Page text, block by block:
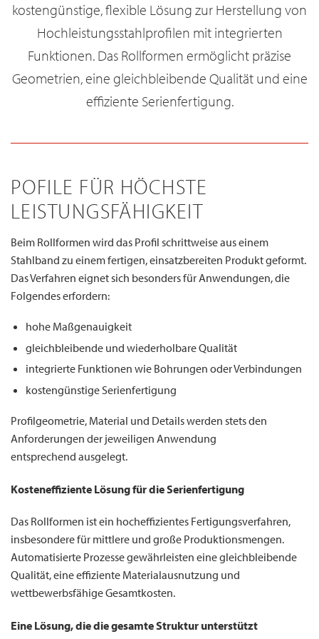
kostengünstige, flexible Lösung zur Herstellung von
Hochleistungsstahlprofilen mit integrierten
Funktionen. Das Rollformen ermöglicht präzise
Geometrien, eine gleichbleibende Qualität und eine
effiziente Serienfertigung.
POFILE FÜR HÖCHSTE
LEISTUNGSFÄHIGKEIT
Beim Rollformen wird das Profil schrittweise aus einem
Stahlband zu einem fertigen, einsatzbereiten Produkt geformt.
Das Verfahren eignet sich besonders für Anwendungen, die
Folgendes erfordern:
hohe Maßgenauigkeit
gleichbleibende und wiederholbare Qualität
integrierte Funktionen wie Bohrungen oder Verbindungen
kostengünstige Serienfertigung
Profilgeometrie, Material und Details werden stets den
Anforderungen der jeweiligen Anwendung
entsprechend ausgelegt.
Kosteneffiziente Lösung für die Serienfertigung
Das Rollformen ist ein hocheffizientes Fertigungsverfahren,
insbesondere für mittlere und große Produktionsmengen.
Automatisierte Prozesse gewährleisten eine gleichbleibende
Qualität, eine effiziente Materialausnutzung und
wettbewerbsfähige Gesamtkosten.
Eine Lösung, die die gesamte Struktur unterstützt